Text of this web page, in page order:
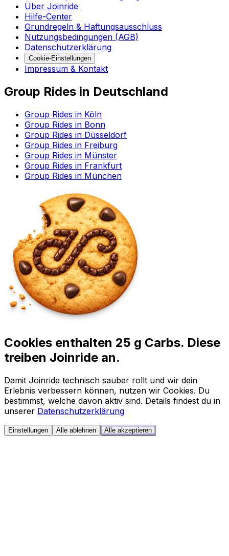
Über Joinride
Hilfe-Center
Grundregeln & Haftungsausschluss
Nutzungsbedingungen (AGB)
Datenschutzerklärung
Cookie-Einstellungen
Impressum & Kontakt
Group Rides in Deutschland
Group Rides in Köln
Group Rides in Bonn
Group Rides in Düsseldorf
Group Rides in Freiburg
Group Rides in Münster
Group Rides in Frankfurt
Group Rides in München
Cookies enthalten 25 g Carbs. Diese
treiben Joinride an.
Damit Joinride technisch sauber rollt und wir dein
Erlebnis verbessern können, nutzen wir Cookies. Du
bestimmst, welche davon aktiv sind. Details findest du in
unserer Datenschutzerklärung
Einstellungen Alle ablehnen Alle akzeptieren